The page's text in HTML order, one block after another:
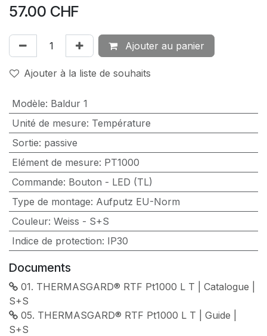
57.00 CHF
Ajouter au panier
Ajouter à la liste de souhaits
Modèle: Baldur 1
Unité de mesure: Température
Sortie: passive
Elément de mesure: PT1000
Commande: Bouton - LED (TL)
Type de montage: Aufputz EU-Norm
Couleur: Weiss - S+S
Indice de protection: IP30
Documents
01. THERMASGARD® RTF Pt1000 L T | Catalogue |
S+S
05. THERMASGARD® RTF Pt1000 L T | Guide |
S+S